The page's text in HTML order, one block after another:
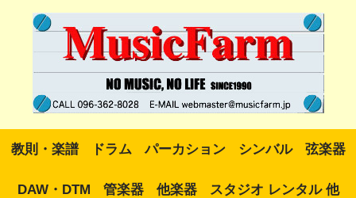
教則・楽譜 ドラム パーカション シンバル 弦楽器
DAW・DTM 管楽器 他楽器 スタジオ レンタル 他